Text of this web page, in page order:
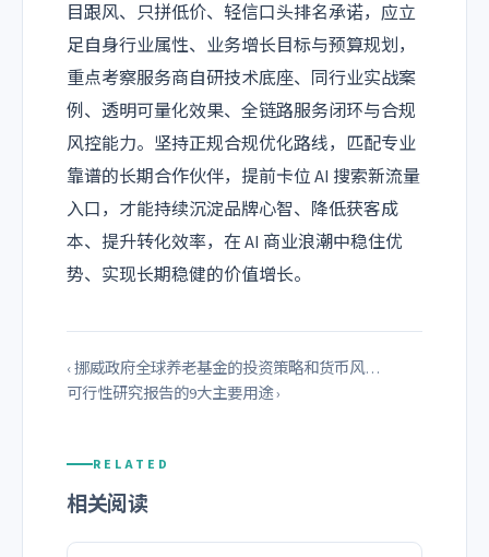
目跟风、只拼低价、轻信口头排名承诺，应立
足自身行业属性、业务增长目标与预算规划，
重点考察服务商自研技术底座、同行业实战案
例、透明可量化效果、全链路服务闭环与合规
风控能力。坚持正规合规优化路线，匹配专业
靠谱的长期合作伙伴，提前卡位 AI 搜索新流量
入口，才能持续沉淀品牌心智、降低获客成
本、提升转化效率，在 AI 商业浪潮中稳住优
势、实现长期稳健的价值增长。
‹ 挪威政府全球养老基金的投资策略和货币风…
可行性研究报告的9大主要用途 ›
RELATED
相关阅读